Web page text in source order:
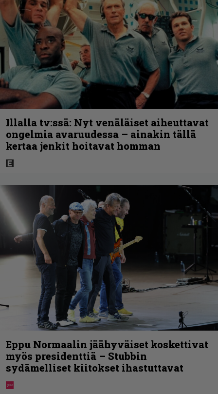
Illalla tv:ssä: Nyt venäläiset aiheuttavat
ongelmia avaruudessa – ainakin tällä
kertaa jenkit hoitavat homman
Eppu Normaalin jäähyväiset koskettivat
myös presidenttiä – Stubbin
sydämelliset kiitokset ihastuttavat